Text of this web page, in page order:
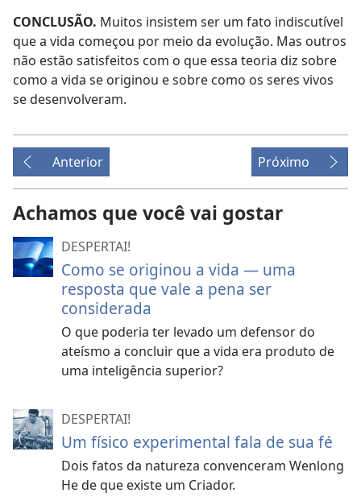
CONCLUSÃO. Muitos insistem ser um fato indiscutível
que a vida começou por meio da evolução. Mas outros
não estão satisfeitos com o que essa teoria diz sobre
como a vida se originou e sobre como os seres vivos
se desenvolveram.
Anterior Próximo
Achamos que você vai gostar
DESPERTAI!
Como se originou a vida — uma
resposta que vale a pena ser
considerada
O que poderia ter levado um defensor do
ateísmo a concluir que a vida era produto de
uma inteligência superior?
DESPERTAI!
Um físico experimental fala de sua fé
Dois fatos da natureza convenceram Wenlong
He de que existe um Criador.